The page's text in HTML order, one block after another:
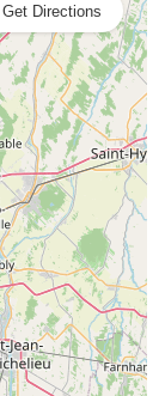
Get Directions